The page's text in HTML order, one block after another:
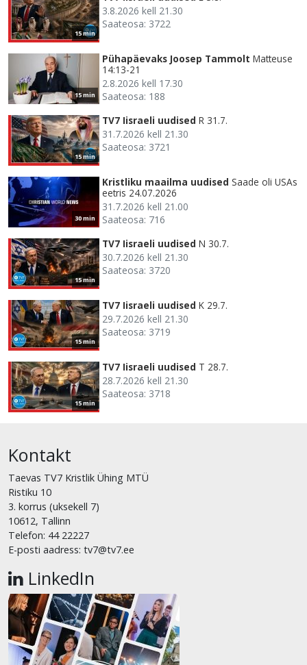
15 min
3.8.2026 kell 21.30
Saateosa: 3722
15 min
Pühapäevaks Joosep Tammolt Matteuse
14:13-21
2.8.2026 kell 17.30
Saateosa: 188
15 min
TV7 Iisraeli uudised R 31.7.
31.7.2026 kell 21.30
Saateosa: 3721
30 min
Kristliku maailma uudised Saade oli USAs
eetris 24.07.2026
31.7.2026 kell 21.00
Saateosa: 716
15 min
TV7 Iisraeli uudised N 30.7.
30.7.2026 kell 21.30
Saateosa: 3720
15 min
TV7 Iisraeli uudised K 29.7.
29.7.2026 kell 21.30
Saateosa: 3719
15 min
TV7 Iisraeli uudised T 28.7.
28.7.2026 kell 21.30
Saateosa: 3718
Kontakt
Taevas TV7 Kristlik Ühing MTÜ
Ristiku 10
3. korrus (uksekell 7)
10612, Tallinn
Telefon: 44 22227
E-posti aadress: tv7@tv7.ee
LinkedIn